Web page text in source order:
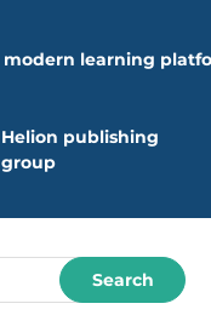
modern learning
Helion publishing
group
Search